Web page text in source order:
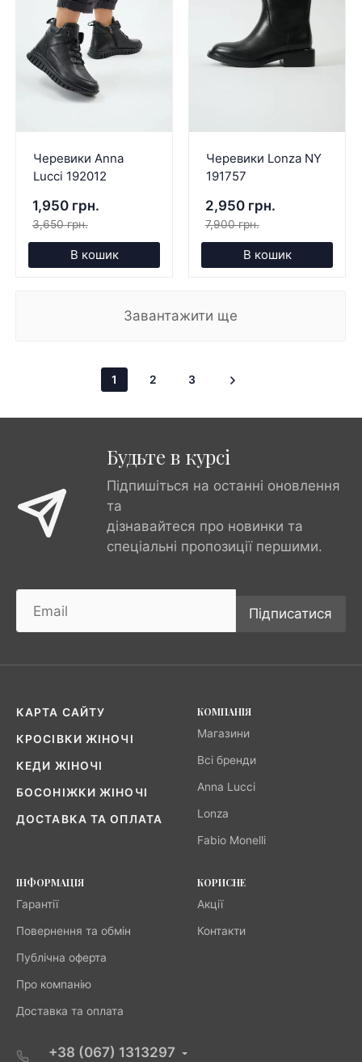
Черевики Anna
Lucci 192012
1,950 грн.
3,650 грн.
В кошик
Черевики Lonza NY
191757
2,950 грн.
7,900 грн.
В кошик
Завантажити ще
1 2 3
Будьте в курсі
Підпишіться на останні оновлення
та
дізнавайтеся про новинки та
спеціальні пропозиції першими.
Підписатися
КАРТА САЙТУ
КРОСІВКИ ЖІНОЧІ
КЕДИ ЖІНОЧІ
БОСОНІЖКИ ЖІНОЧІ
ДОСТАВКА ТА ОПЛАТА
КОМПАНІЯ
Магазини
Всі бренди
Anna Lucci
Lonza
Fabio Monelli
ІНФОРМАЦІЯ
Гарантії
Повернення та обмін
Публічна оферта
Про компанію
Доставка та оплата
КОРИСНЕ
Акції
Контакти
+38 (067) 1313297